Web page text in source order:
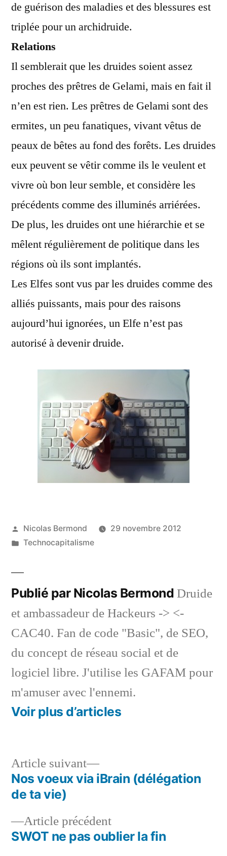
de guérison des maladies et des blessures est
triplée pour un archidruide.
Relations
Il semblerait que les druides soient assez
proches des prêtres de Gelami, mais en fait il
n’en est rien. Les prêtres de Gelami sont des
ermites, un peu fanatiques, vivant vêtus de
peaux de bêtes au fond des forêts. Les druides
eux peuvent se vêtir comme ils le veulent et
vivre où bon leur semble, et considère les
précédents comme des illuminés arriérées.
De plus, les druides ont une hiérarchie et se
mêlent régulièrement de politique dans les
régions où ils sont implantés.
Les Elfes sont vus par les druides comme des
alliés puissants, mais pour des raisons
aujourd’hui ignorées, un Elfe n’est pas
autorisé à devenir druide.
Publié
par
Nicolas Bermond
29 novembre 2012
Publié
Technocapitalisme
Publié par Nicolas Bermond Druide
et ambassadeur de Hackeurs -> <-
CAC40. Fan de code "Basic", de SEO,
du concept de réseau social et de
logiciel libre. J'utilise les GAFAM pour
m'amuser avec l'ennemi.
Voir plus d’articles
Navigation
l’article
Article précédentArticle
précédent :
SWOT ne pas oublier la fin
Article suivant
Article
suivant :
Nos voeux via iBrain (délégation
de ta vie)